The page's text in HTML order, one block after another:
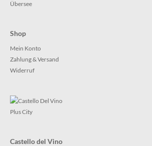
Übersee
Shop
Mein Konto
Zahlung & Versand
Widerruf
Castello del Vino